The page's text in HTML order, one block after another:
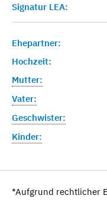
Signatur LEA:
Ehepartner:
Hochzeit:
Mutter:
Vater:
Geschwister:
Kinder:
*Aufgrund rechtlicher